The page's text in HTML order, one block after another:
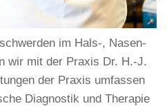
im Hals-, Nasen-
wir mit der Praxis Dr. H.-J.
der Praxis umfassen
Diagnostik und Therapie